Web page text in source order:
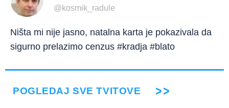
@kosmik_radule
Ništa mi nije jasno, natalna karta je pokazivala da
sigurno prelazimo cenzus #kradja #blato
POGLEDAJ SVE TVITOVE